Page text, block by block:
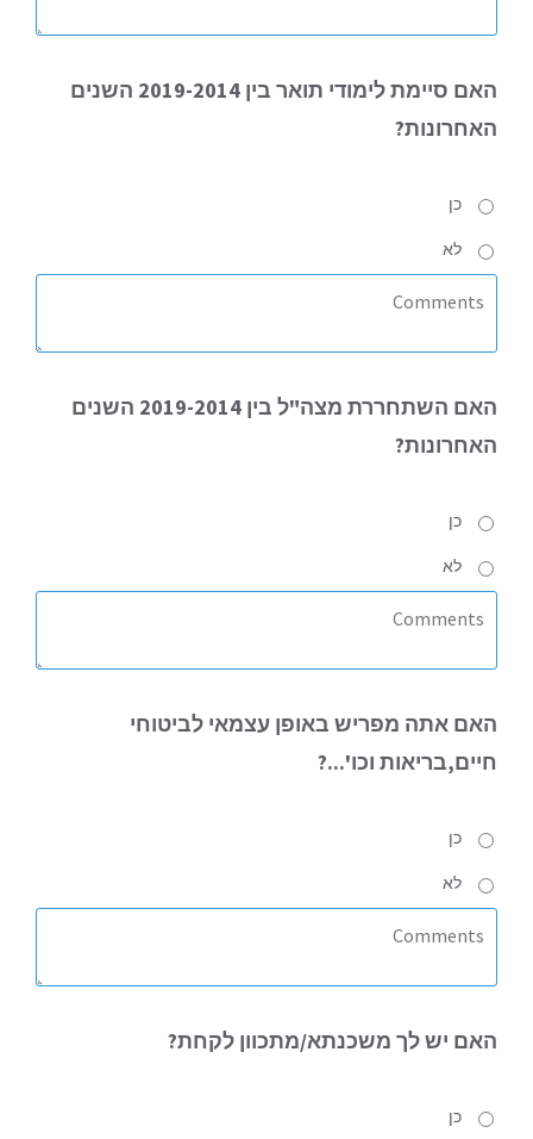
האם
סיימת לימודי תואר בין 2019-2014 השנים
האחרונות?
כן
לא
האם
השתחררת מצה"ל בין 2019-2014 השנים
האחרונות?
כן
לא
האם אתה מפריש באופן עצמאי לביטוחי
חיים,בריאות וכו'...?
כן
לא
האם יש לך משכנתא/מתכוון לקחת?
כן